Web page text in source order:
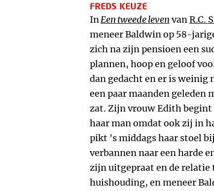
FREDS KEUZE
InEen tweede leven vanR.C.
meneer Baldwin op 58-
zich na zijn pensioen een
plannen, hoop en geloof
dan gedacht en er is weinig
een paar maanden geleden
zat. Zijn vrouw Edith begint
haar man omdat ook zij in
pikt 's middags haar stoel
verbannen naar een harde
zijn uitgepraat en de relatie
huishouding, en meneer